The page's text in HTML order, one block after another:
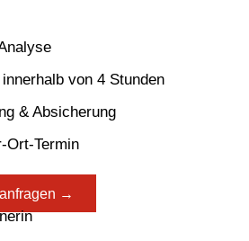
von 4 Stunden
& Absicherung
Termin
→